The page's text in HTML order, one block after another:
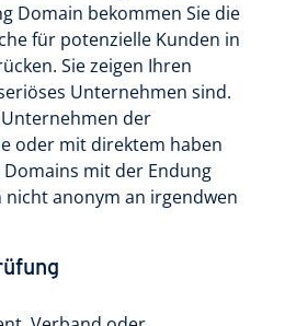
Domain bekommen Sie die
für potenzielle Kunden in
Sie zeigen Ihren
Unternehmen sind.
der
oder mit direktem haben
mit der Endung
anonym an irgendwen